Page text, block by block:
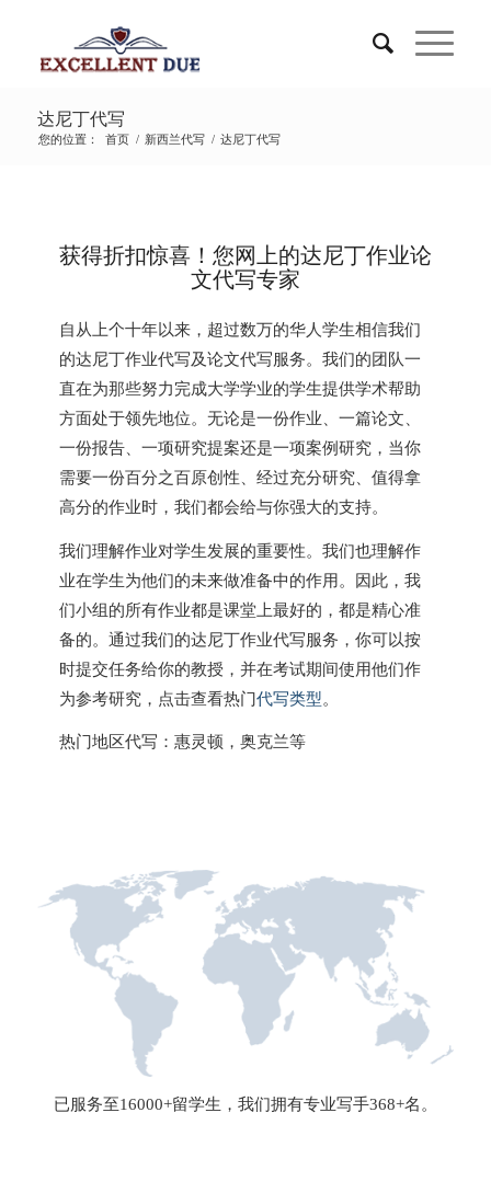
达尼丁代写
您的位置： 首页 / 新西兰代写 / 达尼丁代写
获得折扣惊喜！您网上的达尼丁作业论
文代写专家
自从上个十年以来，超过数万的华人学生相信我们
的达尼丁作业代写及论文代写服务。我们的团队一
直在为那些努力完成大学学业的学生提供学术帮助
方面处于领先地位。无论是一份作业、一篇论文、
一份报告、一项研究提案还是一项案例研究，当你
需要一份百分之百原创性、经过充分研究、值得拿
高分的作业时，我们都会给与你强大的支持。
我们理解作业对学生发展的重要性。我们也理解作
业在学生为他们的未来做准备中的作用。因此，我
们小组的所有作业都是课堂上最好的，都是精心准
备的。通过我们的达尼丁作业代写服务，你可以按
时提交任务给你的教授，并在考试期间使用他们作
为参考研究，点击查看热门代写类型。
热门地区代写：惠灵顿，奥克兰等
已服务至16000+留学生，我们拥有专业写手368+名。